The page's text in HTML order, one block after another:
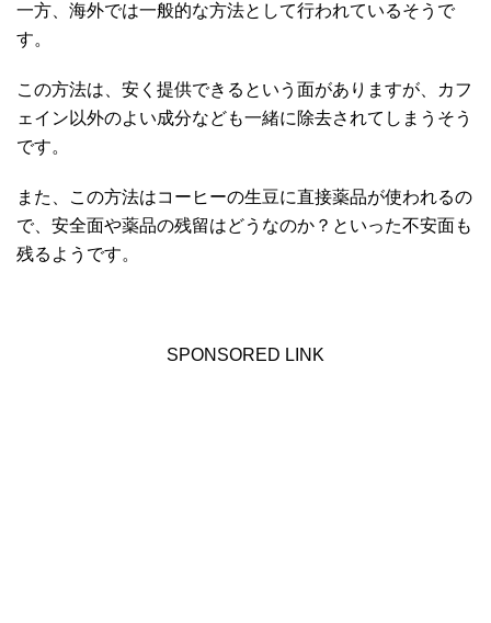
一方、海外では一般的な方法として行われているそうで
す。
この方法は、安く提供できるという面がありますが、カフ
ェイン以外のよい成分なども一緒に除去されてしまうそう
です。
また、この方法はコーヒーの生豆に直接薬品が使われるの
で、安全面や薬品の残留はどうなのか？といった不安面も
残るようです。
SPONSORED LINK